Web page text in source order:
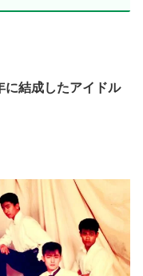
に結成したアイドル